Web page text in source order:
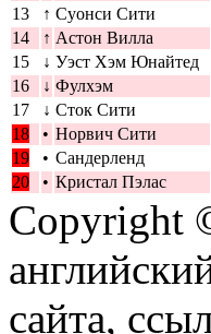
13
↑ Суонси Сити
14
↑ Астон Вилла
15
↓ Уэст Хэм Юнайтед
16
↓ Фулхэм
17
↓ Сток Сити
18
• Норвич Сити
19
• Сандерленд
20
• Кристал Пэлас
Copyright
сайта,